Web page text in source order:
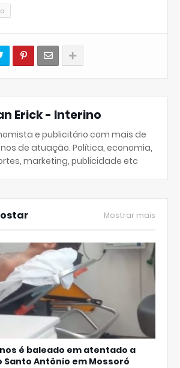
Erick - Interino
e publicitário com mais de
de atuação. Política, economia,
marketing, publicidade etc
Mostrar mais
é baleado em atentado a
Antônio em Mossoró